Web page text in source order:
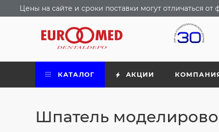
Цены на сайте и сроки поставки могут отличаться
КАТАЛОГ АКЦИИ
Шпатель